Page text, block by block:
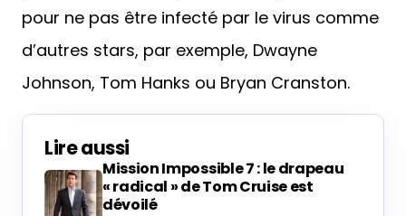
pour ne pas être infecté par le virus comme
d’autres stars, par exemple, Dwayne
Johnson, Tom Hanks ou Bryan Cranston.
Lire aussi
Mission Impossible 7 : le drapeau
« radical » de Tom Cruise est
dévoilé